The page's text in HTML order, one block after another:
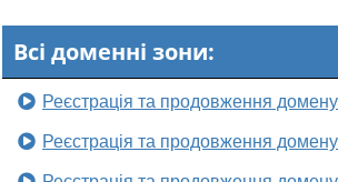
Всі доменні зони:
Реєстрація та продовження домену
Реєстрація та продовження домену